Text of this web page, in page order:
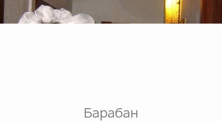
Барабан